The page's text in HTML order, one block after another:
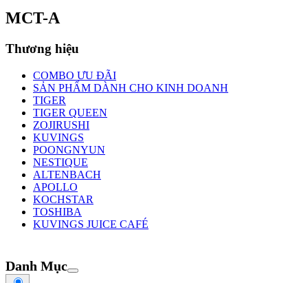
MCT-A
Thương hiệu
COMBO ƯU ĐÃI
SẢN PHẨM DÀNH CHO KINH DOANH
TIGER
TIGER QUEEN
ZOJIRUSHI
KUVINGS
POONGNYUN
NESTIQUE
ALTENBACH
APOLLO
KOCHSTAR
TOSHIBA
KUVINGS JUICE CAFÉ
Danh Mục